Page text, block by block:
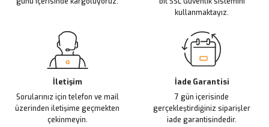
kullanmaktayız.
İletişim
Sorularınız için telefon ve mail
üzerinden iletişime geçmekten
çekinmeyin.
İade Garantisi
7 gün içerisinde
gerçekleştirdiğiniz siparişler
iade garantisindedir.